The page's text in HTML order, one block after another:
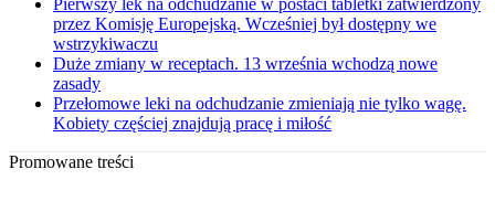
Pierwszy lek na odchudzanie w postaci tabletki zatwierdzony
przez Komisję Europejską. Wcześniej był dostępny we
wstrzykiwaczu
Duże zmiany w receptach. 13 września wchodzą nowe
zasady
Przełomowe leki na odchudzanie zmieniają nie tylko wagę.
Kobiety częściej znajdują pracę i miłość
Promowane treści